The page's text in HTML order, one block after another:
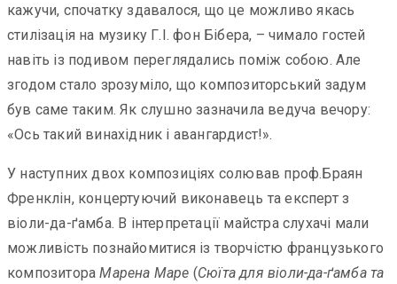
кажучи, спочатку здавалося, що це можливо якась
стилізація на музику Г.І. фон Бібера, – чимало гостей
навіть із подивом переглядались поміж собою. Але
згодом стало зрозуміло, що композиторський задум
був саме таким. Як слушно зазначила ведуча вечору:
«Ось такий винахідник і авангардист!».
У наступних двох композиціях солював проф.Браян
Френклін, концертуючий виконавець та експерт з
віоли-да-ґамба. В інтерпретації майстра слухачі мали
можливість познайомитися із творчістю французького
композитораМарена Маре (Сюїта для віоли-да-ґамба та